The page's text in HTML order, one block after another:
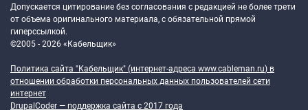
Допускается цитирование без согласования с редакцией не более трети
от объема оригинального материала, с обязательной прямой
гиперссылкой.
©2005 - 2026 «Кабельщик»
Политика сайта "Кабельщик" (интернет-адреса www.cableman.ru) в
отношении обработки персональных данных пользователей сети
интернет
DrupalCoder — поддержка сайта c 2017 года